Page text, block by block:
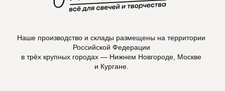
Наше производство и склады размещены на территории
Российской Федерации
в трёх крупных городах — Нижнем Новгороде, Москве
и Кургане.